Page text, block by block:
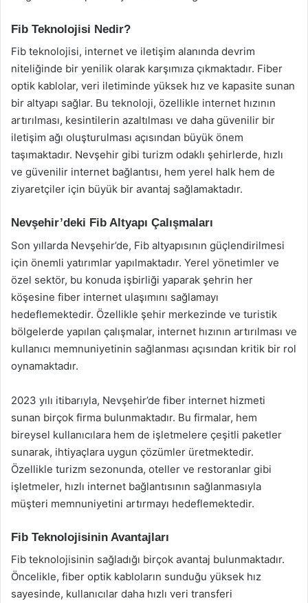
Fib Teknolojisi Nedir?
Fib teknolojisi, internet ve iletişim alanında devrim
niteliğinde bir yenilik olarak karşımıza çıkmaktadır. Fiber
optik kablolar, veri iletiminde yüksek hız ve kapasite sunan
bir altyapı sağlar. Bu teknoloji, özellikle internet hızının
artırılması, kesintilerin azaltılması ve daha güvenilir bir
iletişim ağı oluşturulması açısından büyük önem
taşımaktadır. Nevşehir gibi turizm odaklı şehirlerde, hızlı
ve güvenilir internet bağlantısı, hem yerel halk hem de
ziyaretçiler için büyük bir avantaj sağlamaktadır.
Nevşehir’deki Fib Altyapı Çalışmaları
Son yıllarda Nevşehir’de, Fib altyapısının güçlendirilmesi
için önemli yatırımlar yapılmaktadır. Yerel yönetimler ve
özel sektör, bu konuda işbirliği yaparak şehrin her
köşesine fiber internet ulaşımını sağlamayı
hedeflemektedir. Özellikle şehir merkezinde ve turistik
bölgelerde yapılan çalışmalar, internet hızının artırılması ve
kullanıcı memnuniyetinin sağlanması açısından kritik bir rol
oynamaktadır.
2023 yılı itibarıyla, Nevşehir’de fiber internet hizmeti
sunan birçok firma bulunmaktadır. Bu firmalar, hem
bireysel kullanıcılara hem de işletmelere çeşitli paketler
sunarak, ihtiyaçlara uygun çözümler üretmektedir.
Özellikle turizm sezonunda, oteller ve restoranlar gibi
işletmeler, hızlı internet bağlantısının sağlanmasıyla
müşteri memnuniyetini artırmayı hedeflemektedir.
Fib Teknolojisinin Avantajları
Fib teknolojisinin sağladığı birçok avantaj bulunmaktadır.
Öncelikle, fiber optik kabloların sunduğu yüksek hız
sayesinde, kullanıcılar daha hızlı veri transferi